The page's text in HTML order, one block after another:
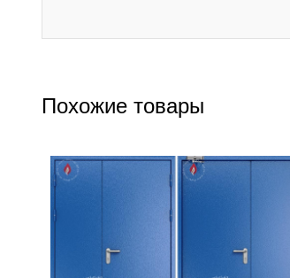
Похожие товары